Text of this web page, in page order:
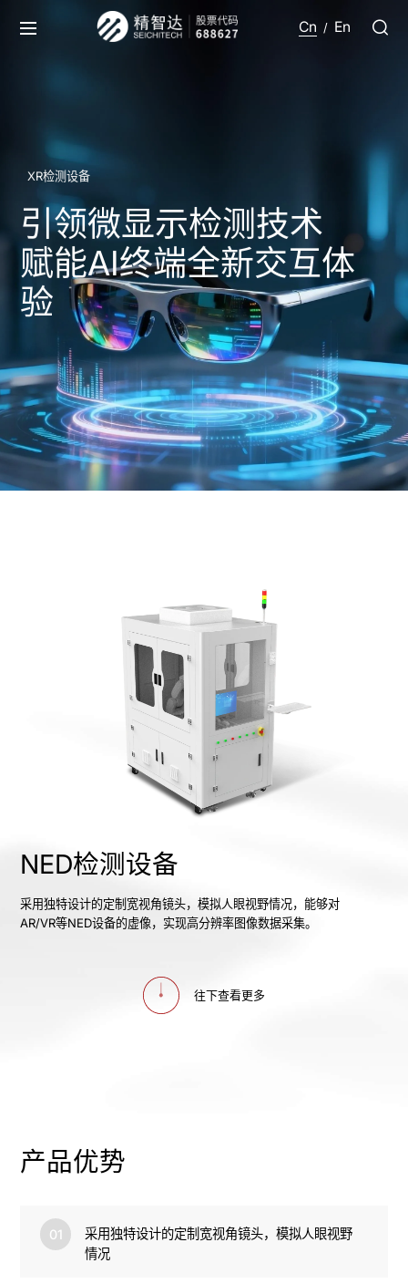
Cn / En
XR检测设备
引领微显示检测技术
赋能AI终端全新交互体
验
NED检测设备
采用独特设计的定制宽视角镜头，模拟人眼视野情况，能够对
AR/VR等NED设备的虚像，实现高分辨率图像数据采集。
往下查看更多
产品优势
01
采⽤独特设计的定制宽视⻆镜头，模拟⼈眼视野
情况